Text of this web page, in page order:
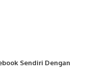
Sendiri Dengan